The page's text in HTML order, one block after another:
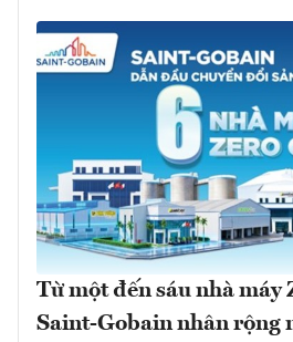
Từ một đến sáu nhà máy
Saint-Gobain nhân rộng